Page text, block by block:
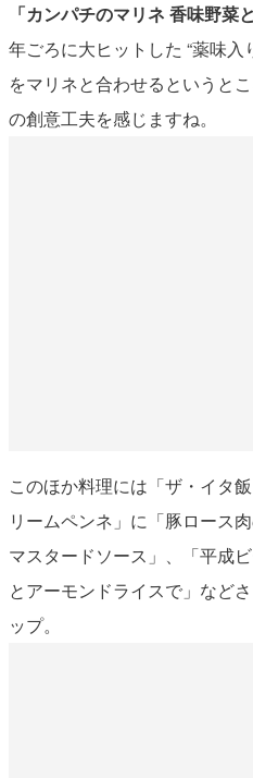
「カンパチのマリネ 香味野菜
年ごろに大ヒットした “薬味
をマリネと合わせるというと
の創意工夫を感じますね。
このほか料理には「ザ・イタ
リームペンネ」に「豚ロース
マスタードソース」、「平成
とアーモンドライスで」など
ップ。